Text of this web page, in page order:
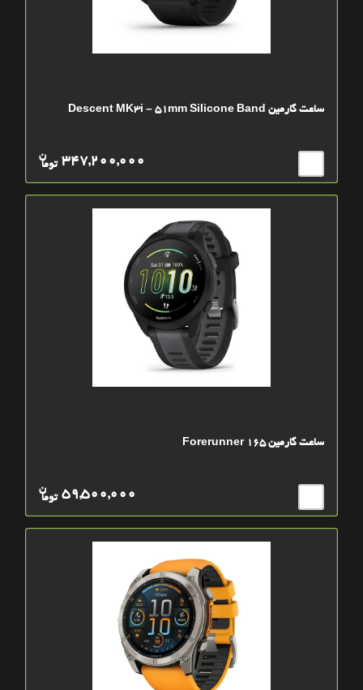
ساعت گارمین Descent MK3i – 51mm Silicone Band
توما
ن 347,200,000
ساعت گارمین Forerunner 165
توما
ن 59,500,000